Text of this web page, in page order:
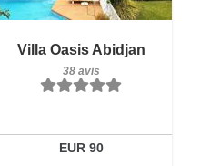
Villa Oasis Abidjan
38 avis
EUR 90
Réserver